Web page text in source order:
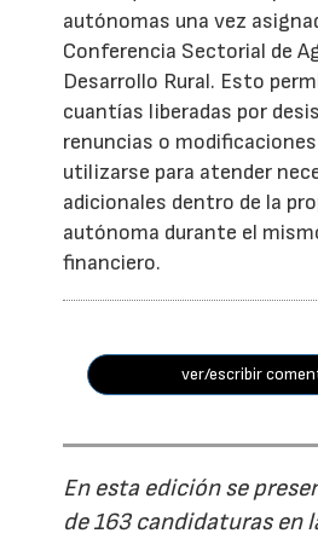
autónomas una vez
Conferencia Sectorial de
Desarrollo Rural. Esto
cuantías liberadas por
renuncias o
utilizarse para atender
adicionales dentro de la
autónoma durante el
financiero.
ver/escribir
En esta edición se
de 163 candidaturas en